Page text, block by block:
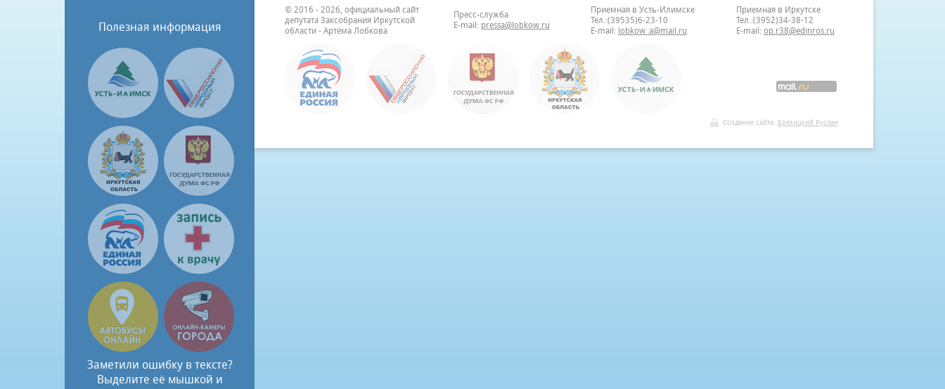
Полезная информация
Заметили ошибку в тексте?
Выделите её мышкой и
© 2016 - 2026, официальный сайт
депутата Заксобрания Иркутской
области - Артёма Лобкова
Пресс-служба
E-mail: pressa@lobkow.ru
Приемная в Усть-Илимске
Тел.:(39535)6-23-10
E-mail: lobkow_a@mail.ru
Приемная в Иркутске
Тел.:(3952)34-38-12
E-mail: op.r38@edinros.ru
Создание сайта: Брезицкий Руслан